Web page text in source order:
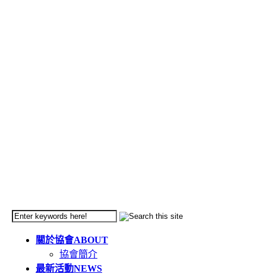
關於協會ABOUT
協會簡介
最新活動NEWS